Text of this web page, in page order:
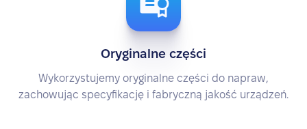
Oryginalne części
Wykorzystujemy oryginalne części do napraw,
zachowując specyfikację i fabryczną jakość urządzeń.